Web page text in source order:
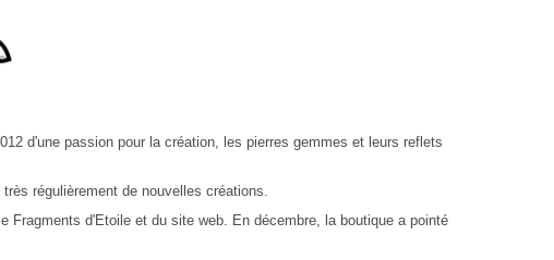
d'une passion pour la création, les pierres gemmes et leurs reflets
régulièrement de nouvelles créations.
Fragments d'Etoile et du site web. En décembre, la boutique a pointé